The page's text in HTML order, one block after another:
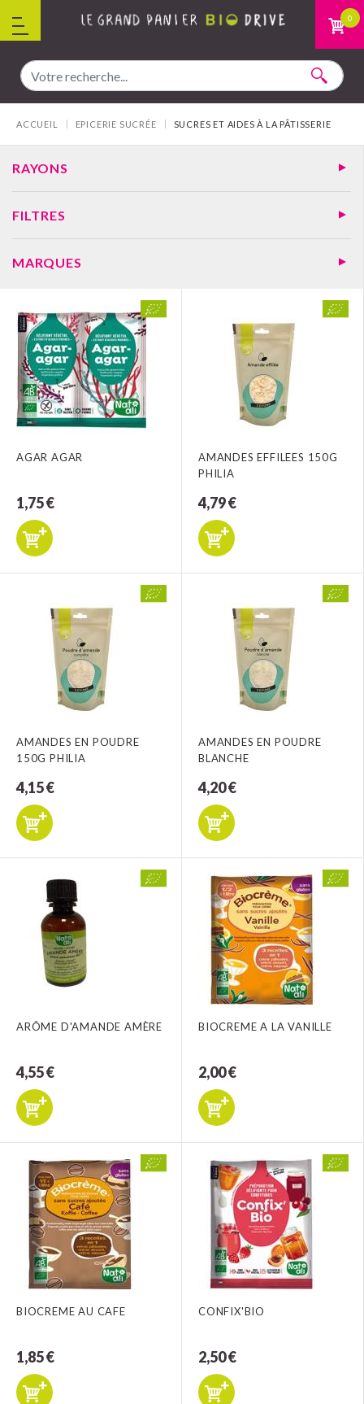
0
ACCUEIL EPICERIE SUCRÉE SUCRES ET AIDES À LA PÂTISSERIE
RAYONS
FILTRES
MARQUES
AGAR AGAR
1,75 €
AMANDES EFFILEES 150G
PHILIA
4,79 €
AMANDES EN POUDRE
150G PHILIA
4,15 €
AMANDES EN POUDRE
BLANCHE
4,20 €
ARÔME D'AMANDE AMÈRE
4,55 €
BIOCREME A LA VANILLE
2,00 €
BIOCREME AU CAFE
1,85 €
CONFIX'BIO
2,50 €